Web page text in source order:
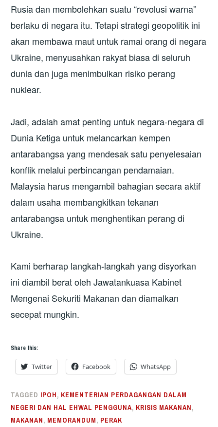
Rusia dan membolehkan suatu “revolusi warna”
berlaku di negara itu. Tetapi strategi geopolitik ini
akan membawa maut untuk ramai orang di negara
Ukraine, menyusahkan rakyat biasa di seluruh
dunia dan juga menimbulkan risiko perang
nuklear.
Jadi, adalah amat penting untuk negara-negara di
Dunia Ketiga untuk melancarkan kempen
antarabangsa yang mendesak satu penyelesaian
konflik melalui perbincangan pendamaian.
Malaysia harus mengambil bahagian secara aktif
dalam usaha membangkitkan tekanan
antarabangsa untuk menghentikan perang di
Ukraine.
Kami berharap langkah-langkah yang disyorkan
ini diambil berat oleh Jawatankuasa Kabinet
Mengenai Sekuriti Makanan dan diamalkan
secepat mungkin.
Share this:
Twitter Facebook WhatsApp
TAGGED IPOH, KEMENTERIAN PERDAGANGAN DALAM
NEGERI DAN HAL EHWAL PENGGUNA, KRISIS MAKANAN,
MAKANAN, MEMORANDUM, PERAK